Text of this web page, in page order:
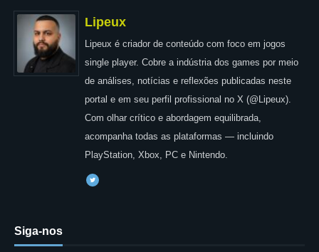
Lipeux
Lipeux é criador de conteúdo com foco em jogos
single player. Cobre a indústria dos games por meio
de análises, notícias e reflexões publicadas neste
portal e em seu perfil profissional no X (@Lipeux).
Com olhar crítico e abordagem equilibrada,
acompanha todas as plataformas — incluindo
PlayStation, Xbox, PC e Nintendo.
Siga-nos